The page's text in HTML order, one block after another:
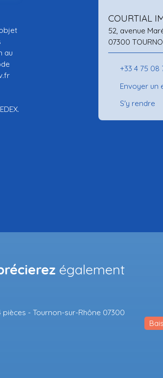
au
COURTIAL
52, avenue
07300
+33 4 75 08
Envoyer un
S'y rendre
également